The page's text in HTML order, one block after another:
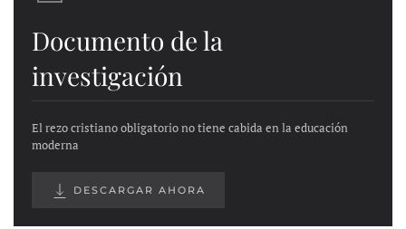
Documento de la
investigación
El rezo cristiano obligatorio no tiene cabida en la educación
moderna
DESCARGAR AHORA